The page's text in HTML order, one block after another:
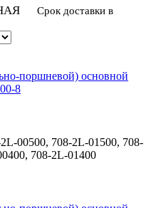
Срок доставки в
00500, 708-2L-01500, 708-
708-2L-01400